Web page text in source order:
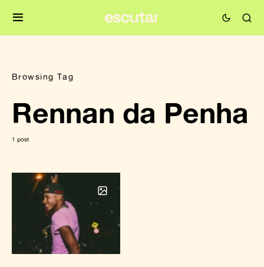
Browsing Tag
Rennan da Penha
1 post